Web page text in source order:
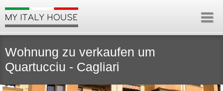
Wohnung zu verkaufen um
Quartucciu - Cagliari